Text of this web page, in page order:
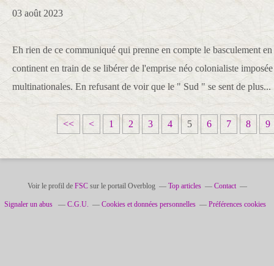
03 août 2023
Eh rien de ce communiqué qui prenne en compte le basculement
continent en train de se libérer de l'emprise néo colonialiste
multinationales. En refusant de voir que le " Sud " se sent de plus...
<< < 1 2 3 4 5 6 7 8 9
Voir le profil de FSCsur le portail Overblog Top articles Contact
Signaler un abus C.G.U. Cookies et données personnelles Préférences cookies